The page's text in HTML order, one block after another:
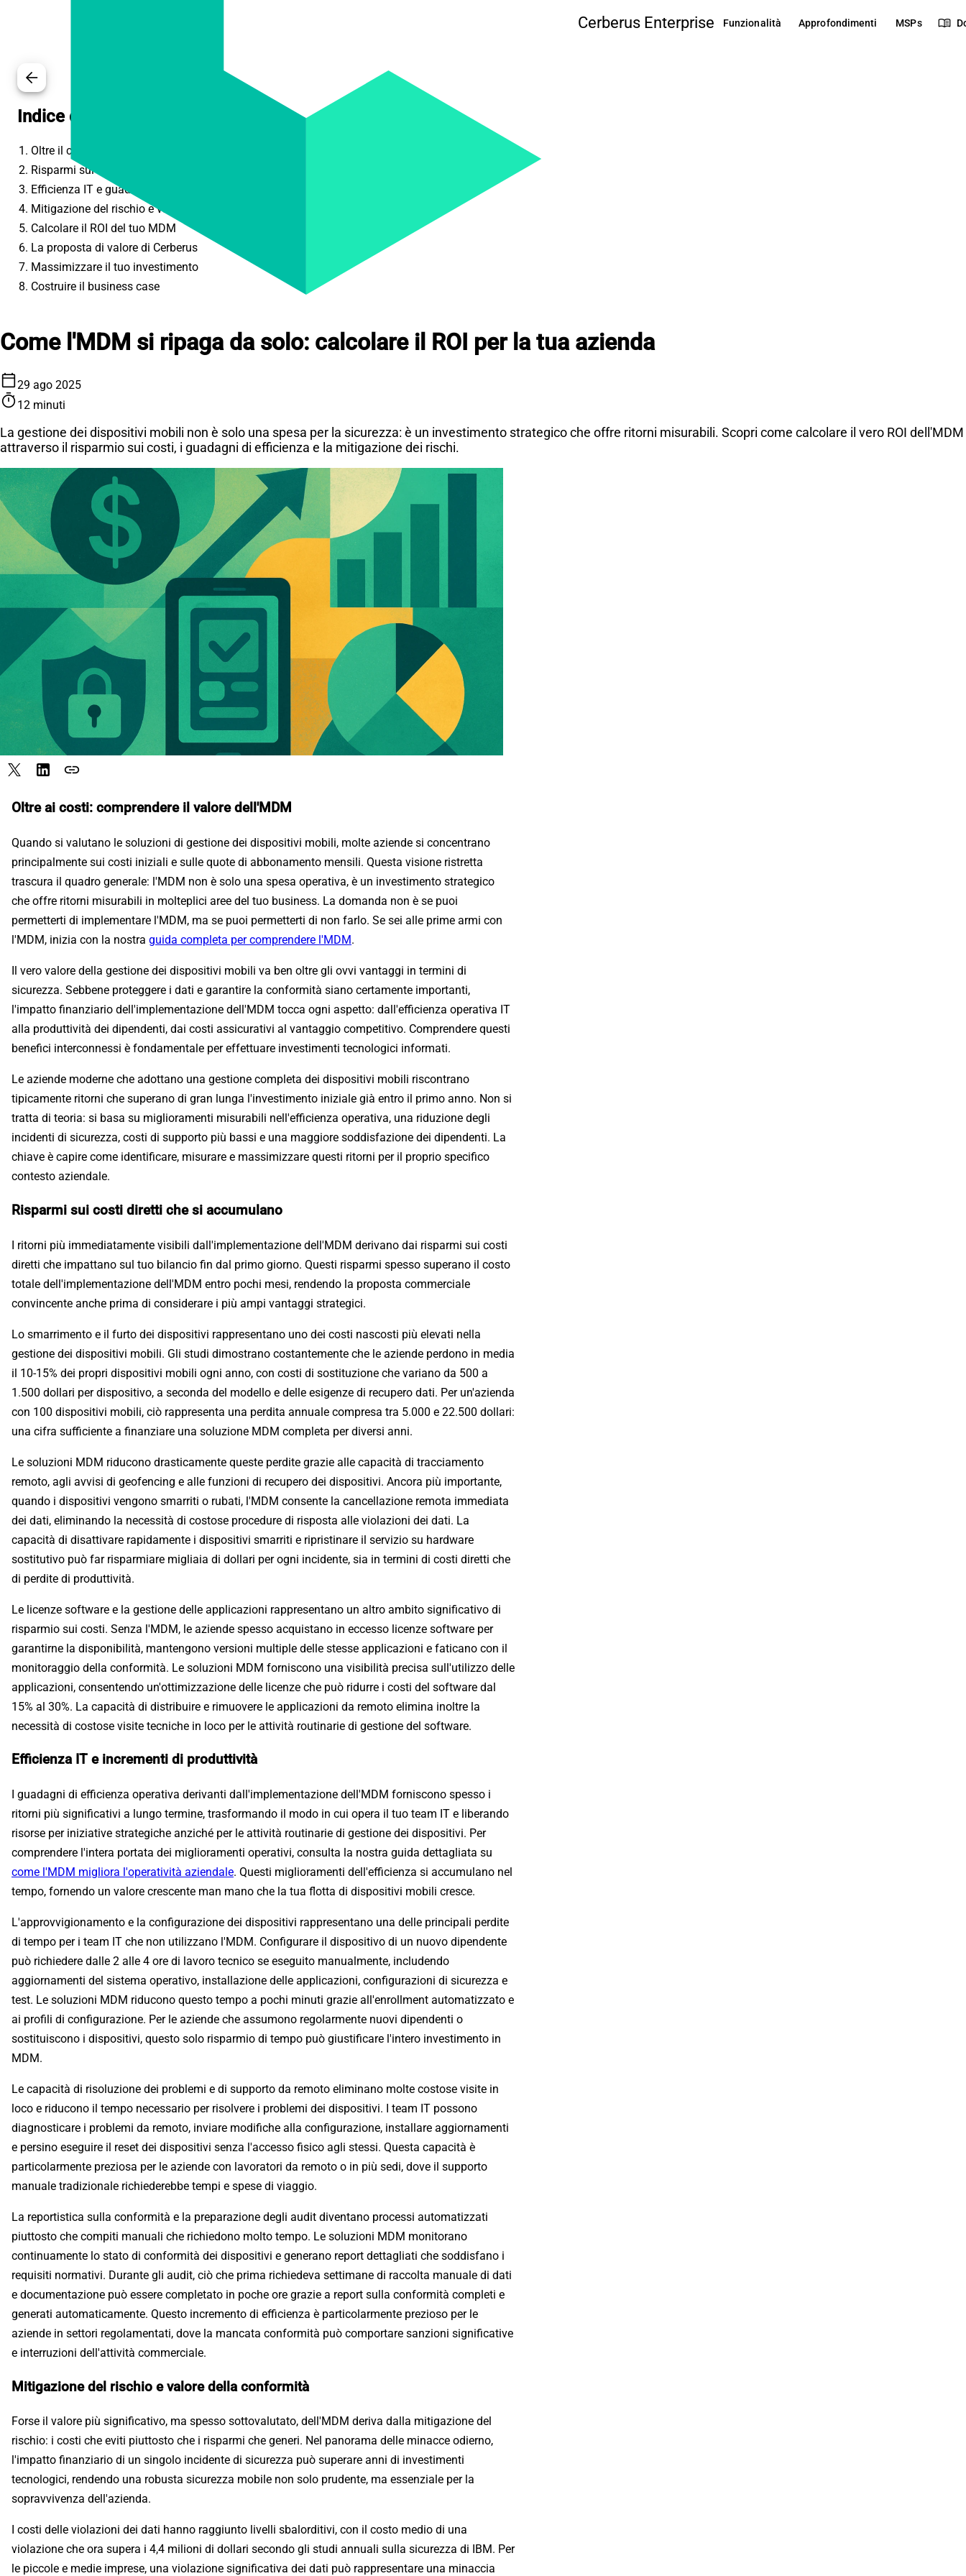
Cerberus Enterprise Funzionalità Approfondimenti MSPs menu_book
arrow_back
Indice dei contenuti
1. Oltre il costo: comprendere il valore dell'MDM
2. Risparmi sui costi diretti che si accumulano
3. Efficienza IT e guadagni di produttività
4. Mitigazione del rischio e valore della conformità
5. Calcolare il ROI del tuo MDM
6. La proposta di valore di Cerberus
7. Massimizzare il tuo investimento
8. Costruire il business case
Come l'MDM si ripaga da solo: calcolare il ROI per la tua azienda
calendar_today29 ago 2025
timer12 minuti
La gestione dei dispositivi mobili non è solo una spesa per la sicurezza: è un investimento strategico che offre ritorni misurabili. Scopri come calcolare il vero ROI dell'MDM
attraverso il risparmio sui costi, i guadagni di efficienza e la mitigazione dei rischi.
link
Oltre ai costi: comprendere il valore dell'MDM
Quando si valutano le soluzioni di gestione dei dispositivi mobili, molte aziende si concentrano
principalmente sui costi iniziali e sulle quote di abbonamento mensili. Questa visione ristretta
trascura il quadro generale: l'MDM non è solo una spesa operativa, è un investimento strategico
che offre ritorni misurabili in molteplici aree del tuo business. La domanda non è se puoi
permetterti di implementare l'MDM, ma se puoi permetterti di non farlo. Se sei alle prime armi con
l'MDM, inizia con la nostra guida completa per comprendere l'MDM.
Il vero valore della gestione dei dispositivi mobili va ben oltre gli ovvi vantaggi in termini di
sicurezza. Sebbene proteggere i dati e garantire la conformità siano certamente importanti,
l'impatto finanziario dell'implementazione dell'MDM tocca ogni aspetto: dall'efficienza operativa IT
alla produttività dei dipendenti, dai costi assicurativi al vantaggio competitivo. Comprendere questi
benefici interconnessi è fondamentale per effettuare investimenti tecnologici informati.
Le aziende moderne che adottano una gestione completa dei dispositivi mobili riscontrano
tipicamente ritorni che superano di gran lunga l'investimento iniziale già entro il primo anno. Non si
tratta di teoria: si basa su miglioramenti misurabili nell'efficienza operativa, una riduzione degli
incidenti di sicurezza, costi di supporto più bassi e una maggiore soddisfazione dei dipendenti. La
chiave è capire come identificare, misurare e massimizzare questi ritorni per il proprio specifico
contesto aziendale.
Risparmi sui costi diretti che si accumulano
I ritorni più immediatamente visibili dall'implementazione dell'MDM derivano dai risparmi sui costi
diretti che impattano sul tuo bilancio fin dal primo giorno. Questi risparmi spesso superano il costo
totale dell'implementazione dell'MDM entro pochi mesi, rendendo la proposta commerciale
convincente anche prima di considerare i più ampi vantaggi strategici.
Lo smarrimento e il furto dei dispositivi rappresentano uno dei costi nascosti più elevati nella
gestione dei dispositivi mobili. Gli studi dimostrano costantemente che le aziende perdono in media
il 10-15% dei propri dispositivi mobili ogni anno, con costi di sostituzione che variano da 500 a
1.500 dollari per dispositivo, a seconda del modello e delle esigenze di recupero dati. Per un'azienda
con 100 dispositivi mobili, ciò rappresenta una perdita annuale compresa tra 5.000 e 22.500 dollari:
una cifra sufficiente a finanziare una soluzione MDM completa per diversi anni.
Le soluzioni MDM riducono drasticamente queste perdite grazie alle capacità di tracciamento
remoto, agli avvisi di geofencing e alle funzioni di recupero dei dispositivi. Ancora più importante,
quando i dispositivi vengono smarriti o rubati, l'MDM consente la cancellazione remota immediata
dei dati, eliminando la necessità di costose procedure di risposta alle violazioni dei dati. La
capacità di disattivare rapidamente i dispositivi smarriti e ripristinare il servizio su hardware
sostitutivo può far risparmiare migliaia di dollari per ogni incidente, sia in termini di costi diretti che
di perdite di produttività.
Le licenze software e la gestione delle applicazioni rappresentano un altro ambito significativo di
risparmio sui costi. Senza l'MDM, le aziende spesso acquistano in eccesso licenze software per
garantirne la disponibilità, mantengono versioni multiple delle stesse applicazioni e faticano con il
monitoraggio della conformità. Le soluzioni MDM forniscono una visibilità precisa sull'utilizzo delle
applicazioni, consentendo un'ottimizzazione delle licenze che può ridurre i costi del software dal
15% al 30%. La capacità di distribuire e rimuovere le applicazioni da remoto elimina inoltre la
necessità di costose visite tecniche in loco per le attività routinarie di gestione del software.
Efficienza IT e incrementi di produttività
I guadagni di efficienza operativa derivanti dall'implementazione dell'MDM forniscono spesso i
ritorni più significativi a lungo termine, trasformando il modo in cui opera il tuo team IT e liberando
risorse per iniziative strategiche anziché per le attività routinarie di gestione dei dispositivi. Per
comprendere l'intera portata dei miglioramenti operativi, consulta la nostra guida dettagliata su
come l'MDM migliora l'operatività aziendale. Questi miglioramenti dell'efficienza si accumulano nel
tempo, fornendo un valore crescente man mano che la tua flotta di dispositivi mobili cresce.
L'approvvigionamento e la configurazione dei dispositivi rappresentano una delle principali perdite
di tempo per i team IT che non utilizzano l'MDM. Configurare il dispositivo di un nuovo dipendente
può richiedere dalle 2 alle 4 ore di lavoro tecnico se eseguito manualmente, includendo
aggiornamenti del sistema operativo, installazione delle applicazioni, configurazioni di sicurezza e
test. Le soluzioni MDM riducono questo tempo a pochi minuti grazie all'enrollment automatizzato e
ai profili di configurazione. Per le aziende che assumono regolarmente nuovi dipendenti o
sostituiscono i dispositivi, questo solo risparmio di tempo può giustificare l'intero investimento in
MDM.
Le capacità di risoluzione dei problemi e di supporto da remoto eliminano molte costose visite in
loco e riducono il tempo necessario per risolvere i problemi dei dispositivi. I team IT possono
diagnosticare i problemi da remoto, inviare modifiche alla configurazione, installare aggiornamenti
e persino eseguire il reset dei dispositivi senza l'accesso fisico agli stessi. Questa capacità è
particolarmente preziosa per le aziende con lavoratori da remoto o in più sedi, dove il supporto
manuale tradizionale richiederebbe tempi e spese di viaggio.
La reportistica sulla conformità e la preparazione degli audit diventano processi automatizzati
piuttosto che compiti manuali che richiedono molto tempo. Le soluzioni MDM monitorano
continuamente lo stato di conformità dei dispositivi e generano report dettagliati che soddisfano i
requisiti normativi. Durante gli audit, ciò che prima richiedeva settimane di raccolta manuale di dati
e documentazione può essere completato in poche ore grazie a report sulla conformità completi e
generati automaticamente. Questo incremento di efficienza è particolarmente prezioso per le
aziende in settori regolamentati, dove la mancata conformità può comportare sanzioni significative
e interruzioni dell'attività commerciale.
Mitigazione del rischio e valore della conformità
Forse il valore più significativo, ma spesso sottovalutato, dell'MDM deriva dalla mitigazione del
rischio: i costi che eviti piuttosto che i risparmi che generi. Nel panorama delle minacce odierno,
l'impatto finanziario di un singolo incidente di sicurezza può superare anni di investimenti
tecnologici, rendendo una robusta sicurezza mobile non solo prudente, ma essenziale per la
sopravvivenza dell'azienda.
I costi delle violazioni dei dati hanno raggiunto livelli sbalorditivi, con il costo medio di una
violazione che ora supera i 4,4 milioni di dollari secondo gli studi annuali sulla sicurezza di IBM. Per
le piccole e medie imprese, una violazione significativa dei dati può rappresentare una minaccia